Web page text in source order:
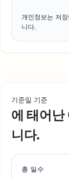
개인정보는 저
니다.
기준일 기준
에 태어난
니다.
총 일수